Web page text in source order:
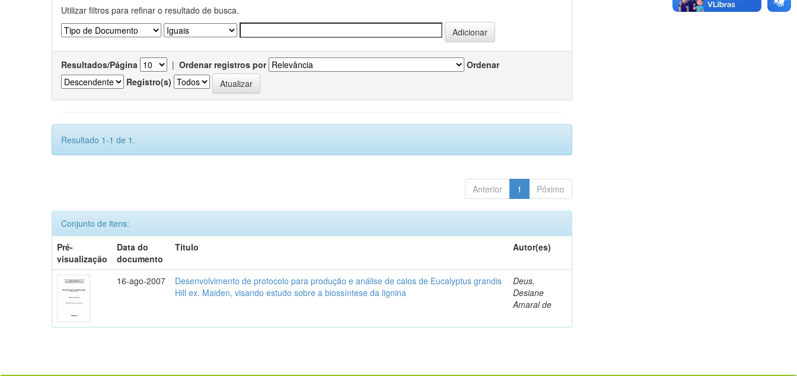
Utilizar filtros para refinar o resultado de busca.
Resultados/Página | Ordenar registros por
Ordenar
Registro(s)
Resultado 1-1 de 1.
Anterior 1 Póximo
Conjunto de itens:
Pré-
visualização
Data do
documento
Título Autor(es)
16-ago-2007
Desenvolvimento de protocolo para produção e análise de calos de Eucalyptus grandis
Hill ex. Maiden, visando estudo sobre a biossíntese da lignina
Deus,
Desiane
Amaral de